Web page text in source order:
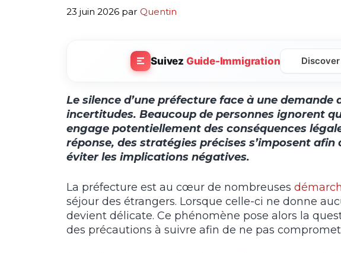
23 juin 2026 par Quentin
Suivez Guide-Immigration Discover
Le silence d’une préfecture face à une
incertitudes. Beaucoup de personnes ignorent
engage potentiellement des conséquences
réponse, des stratégies précises s’imposent
éviter les implications négatives.
La préfecture est au cœur de nombreuses
séjour des étrangers. Lorsque celle-ci ne donne
devient délicate. Ce phénomène pose alors la
des précautions à suivre afin de ne pas